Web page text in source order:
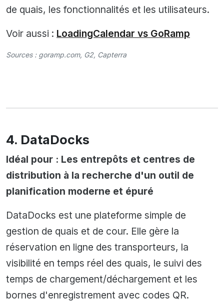
de quais, les fonctionnalités et les utilisateurs.
Voir aussi : LoadingCalendar vs GoRamp
Sources : goramp.com, G2, Capterra
4. DataDocks
Idéal pour : Les entrepôts et centres de
distribution à la recherche d'un outil de
planification moderne et épuré
DataDocks est une plateforme simple de
gestion de quais et de cour. Elle gère la
réservation en ligne des transporteurs, la
visibilité en temps réel des quais, le suivi des
temps de chargement/déchargement et les
bornes d'enregistrement avec codes QR.